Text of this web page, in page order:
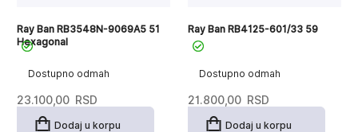
Dostupno odmah
Ray Ban RB3548N-9069A5 51
Hexagonal
23.100,00 RSD
Dodaj u korpu
Dostupno odmah
Ray Ban RB4125-601/33 59
21.800,00 RSD
Dodaj u korpu